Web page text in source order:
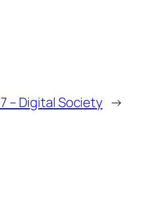
– Digital Society →